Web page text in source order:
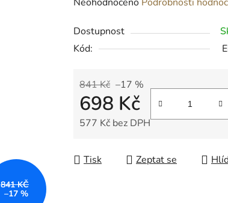
produktu
je
Dostupnost
Kód:
841 Kč –17 %
698 Kč
577 Kč bez DPH
Tisk Zeptat se
841 KČ
–17 %